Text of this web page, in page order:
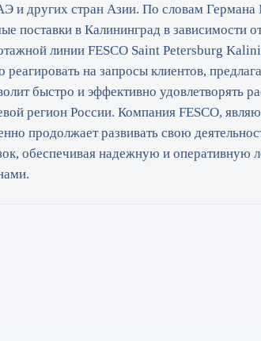
и других стран Азии. По словам Германа
поставки в Калининград в зависимости
линии FESCO Saint Petersburg
на запросы клиентов,
быстро и эффективно удовлетворять
регион России. Компания FESCO,
продолжает развивать свою
обеспечивая надежную и оперативную